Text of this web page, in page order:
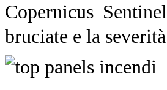
Copernicus
bruciate e la